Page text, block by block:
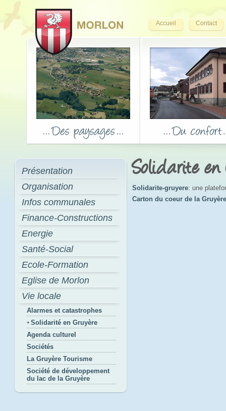
Accueil Contact
Présentation
Organisation
Infos communales
Finance-Constructions
Energie
Santé-Social
Ecole-Formation
Eglise de Morlon
Vie locale
Alarmes et catastrophes
Solidarité en Gruyère
Agenda culturel
Sociétés
La Gruyère Tourisme
Société de développement
du lac de la Gruyère
Solidarite en
Solidarite-gruyere: une
Carton du coeur de la Gruyère